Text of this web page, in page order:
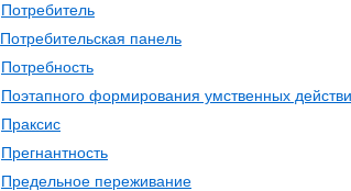
Потребитель
Потребительская панель
Потребность
Поэтапного формирования умственных
Праксис
Прегнантность
Предельное переживание